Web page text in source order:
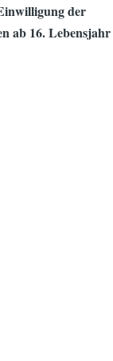
der
ab 16. Lebensjahr